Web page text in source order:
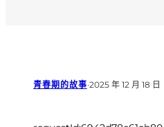
青春期的故事·2025 年 12 月 18 日